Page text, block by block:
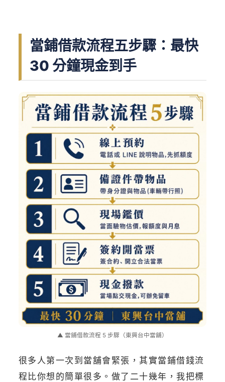
當鋪借款流程五步驟：最快
30 分鐘現金到手
▲ 當鋪借款流程 5 步驟（東興台中當舖）
很多人第一次到當舖會緊張，其實當鋪借錢流
程比你想的簡單很多。做了二十幾年，我把標